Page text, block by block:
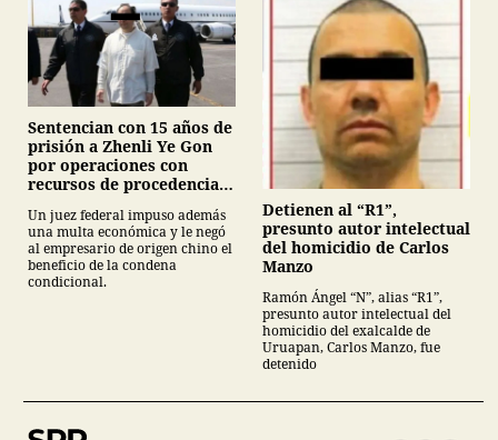
Sentencian con 15 años de
prisión a Zhenli Ye Gon
por operaciones con
recursos de procedencia
Un juez federal impuso además
una multa económica y le negó
al empresario de origen chino el
beneficio de la condena
condicional.
Detienen al “R1”,
presunto autor intelectual
del homicidio de Carlos
Manzo
Ramón Ángel “N”, alias “R1”,
presunto autor intelectual del
homicidio del exalcalde de
Uruapan, Carlos Manzo, fue
detenido